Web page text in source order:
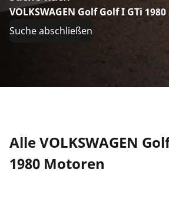
VOLKSWAGEN Golf Golf I GTi
Suche abschließen
Alle VOLKSWAGEN
1980 Motoren